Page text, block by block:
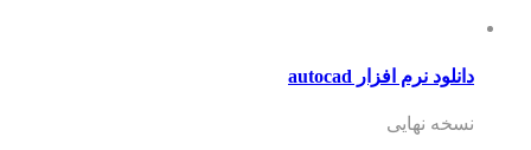
دانلود نرم افزار autocad
نسخه نهایی